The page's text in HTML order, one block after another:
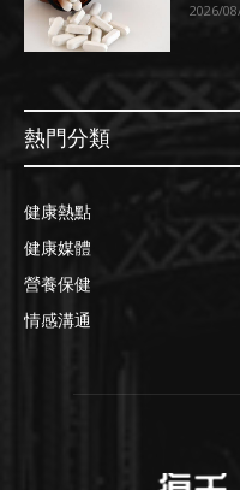
2026/
熱門分類
健康熱點
健康媒體
營養保健
情感溝通